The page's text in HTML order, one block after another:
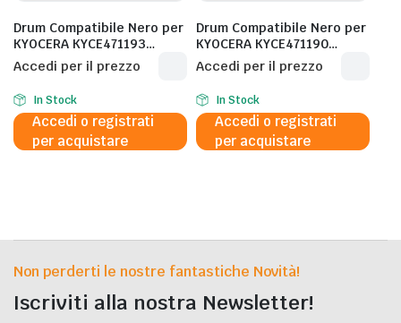
Drum Compatibile Nero per
KYOCERA KYCE471193
KYCE471193/CET471193/DK-
3210E – 500.000 Pagine al
5%
Accedi per il prezzo
In Stock
Accedi o registrati
per acquistare
Drum Compatibile Nero per
KYOCERA KYCE471190
KYCE471190/CET471190/DK-
3200E – 300.000 Pagine al
5%
Accedi per il prezzo
In Stock
Accedi o registrati
per acquistare
Non perderti le nostre fantastiche Novità!
Iscriviti alla nostra Newsletter!